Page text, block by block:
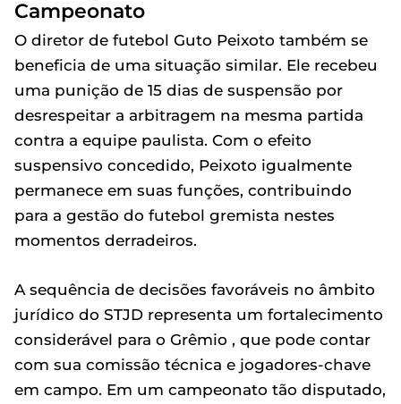
Campeonato
O diretor de futebol Guto Peixoto também se
beneficia de uma situação similar. Ele recebeu
uma punição de 15 dias de suspensão por
desrespeitar a arbitragem na mesma partida
contra a equipe paulista. Com o efeito
suspensivo concedido, Peixoto igualmente
permanece em suas funções, contribuindo
para a gestão do futebol gremista nestes
momentos derradeiros.
A sequência de decisões favoráveis no âmbito
jurídico do STJD representa um fortalecimento
considerável para o Grêmio , que pode contar
com sua comissão técnica e jogadores-chave
em campo. Em um campeonato tão disputado,